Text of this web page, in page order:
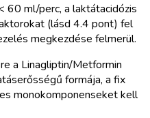
60 ml/perc, a laktátacidózis
(lásd 4.4 pont) fel
megkezdése felmerül.
a Linagliptin/Metformin
formája, a fix
monokomponenseket kell